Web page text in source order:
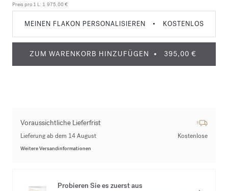
Preis pro 1 L: 1.975,00 €
MEINEN FLAKON PERSONALISIEREN • KOSTENLOS
ZUM WARENKORB HINZUFÜGEN 395,00 €
Voraussichtliche Lieferfrist
Lieferung ab dem 14 August Kostenlose
Weitere Versandinformationen
Probieren Sie es zuerst aus